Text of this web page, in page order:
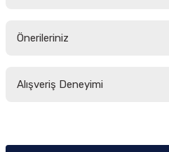
Önerileriniz
yetersiz gördüğünüz noktaları öneri
Alışveriş Deneyimi
Sitemize ilk